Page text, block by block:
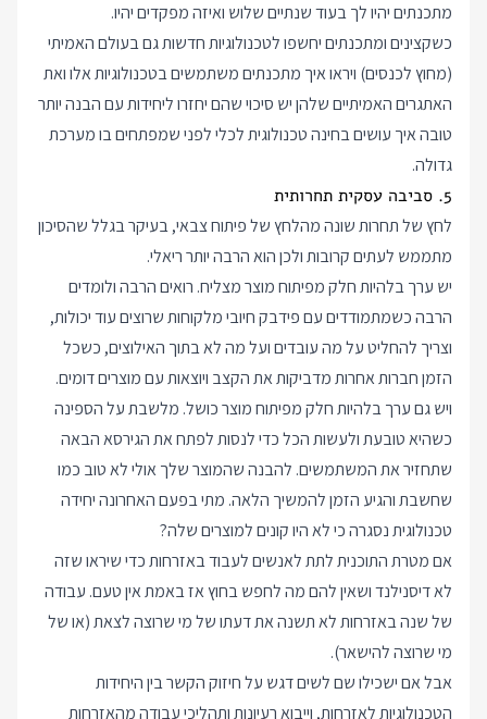
מתכנתים יהיו לך בעוד שנתיים שלוש ואיזה מפקדים יהיו.
כשקצינים ומתכנתים יחשפו לטכנולוגיות חדשות גם בעולם האמיתי
(מחוץ לכנסים) ויראו איך מתכנתים משתמשים בטכנולוגיות אלו ואת
האתגרים האמיתיים שלהן יש סיכוי שהם יחזרו ליחידות עם הבנה יותר
טובה איך עושים בחינה טכנולוגית לכלי לפני שמפתחים בו מערכת
גדולה.
5. סביבה עסקית תחרותית
לחץ של תחרות שונה מהלחץ של פיתוח צבאי, בעיקר בגלל שהסיכון
מתממש לעתים קרובות ולכן הוא הרבה יותר ריאלי.
יש ערך בלהיות חלק מפיתוח מוצר מצליח. רואים הרבה ולומדים
הרבה כשמתמודדים עם פידבק חיובי מלקוחות שרוצים עוד יכולות,
וצריך להחליט על מה עובדים ועל מה לא בתוך האילוצים, כשכל
הזמן חברות אחרות מדביקות את הקצב ויוצאות עם מוצרים דומים.
ויש גם ערך בלהיות חלק מפיתוח מוצר כושל. מלשבת על הספינה
כשהיא טובעת ולעשות הכל כדי לנסות לפתח את הגירסא הבאה
שתחזיר את המשתמשים. להבנה שהמוצר שלך אולי לא טוב כמו
שחשבת והגיע הזמן להמשיך הלאה. מתי בפעם האחרונה יחידה
טכנולוגית נסגרה כי לא היו קונים למוצרים שלה?
אם מטרת התוכנית לתת לאנשים לעבוד באזרחות כדי שיראו שזה
לא דיסנילנד ושאין להם מה לחפש בחוץ אז באמת אין טעם. עבודה
של שנה באזרחות לא תשנה את דעתו של מי שרוצה לצאת (או של
מי שרוצה להישאר).
אבל אם ישכילו שם לשים דגש על חיזוק הקשר בין היחידות
הטכנולוגיות לאזרחות, וייבוא רעיונות ותהליכי עבודה מהאזרחות